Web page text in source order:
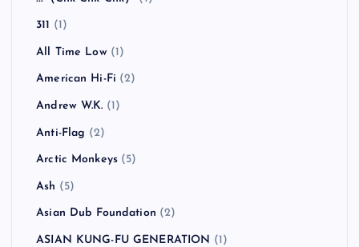
311 (1)
All Time Low(1)
American Hi-Fi (2)
Andrew W.K. (1)
Anti-Flag (2)
Arctic Monkeys (5)
Ash (5)
Asian Dub Foundation (2)
ASIAN KUNG-FU GENERATION (1)